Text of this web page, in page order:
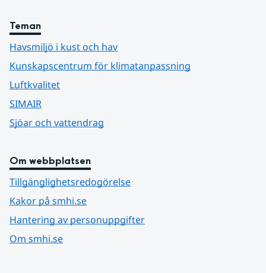
Teman
Havsmiljö i kust och hav
Kunskapscentrum för klimatanpassning
Luftkvalitet
SIMAIR
Sjöar och vattendrag
Om webbplatsen
Tillgänglighetsredogörelse
Kakor på smhi.se
Hantering av personuppgifter
Om smhi.se